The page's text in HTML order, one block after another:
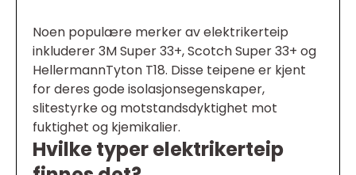
Noen populære merker av elektrikerteip
inkluderer 3M Super 33+, Scotch Super 33+ og
HellermannTyton T18. Disse teipene er kjent
for deres gode isolasjonsegenskaper,
slitestyrke og motstandsdyktighet mot
fuktighet og kjemikalier.
Hvilke typer elektrikerteip